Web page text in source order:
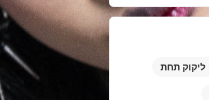
ליקוק תחת